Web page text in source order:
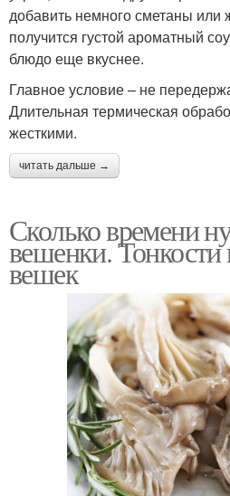
добавить немного сметаны или
получится густой ароматный
блюдо еще вкуснее.
Главное условие – не
Длительная термическая
жесткими.
читать дальше →
Сколько времени
вешенки. Тонкости
вешек